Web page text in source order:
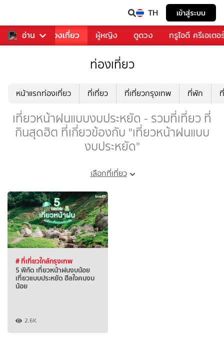
TH เข้าสู่ระบบ
อ่าน
อาหาร ท่องเที่ยว ผู้หญิง ดูดวง ทรูไอดี ครีเอเตอ
ท่องเที่ยว
หน้าแรกท่องเที่ยว ที่เที่ยว ที่เที่ยวกรุงเทพ ที่พัก
เที่ยวหน้าฝนแบบงบประหยัด - รวมที่เที่ยว ที่
กินสุดฮิต ที่เกี่ยวข้องกับ "เที่ยวหน้าฝนแบบ
งบประหยัด"
เลือกที่เที่ยว
# ที่เที่ยวใกล้กรุงเทพ
5 พิกัด เที่ยวหน้าฝนงบน้อย
เที่ยวแบบประหยัด ฮีลใจคนงบ
น้อย
2.6K